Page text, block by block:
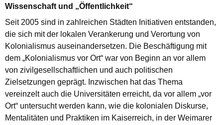
Wissenschaft und „Öffentlichkeit“
Seit 2005 sind in zahlreichen Städten Initiativen entstanden,
die sich mit der lokalen Verankerung und Verortung von
Kolonialismus auseinandersetzen. Die Beschäftigung mit
dem „Kolonialismus vor Ort“ war von Beginn an vor allem
von zivilgesellschaftlichen und auch politischen
Zielsetzungen geprägt. Inzwischen hat das Thema
vereinzelt auch die Universitäten erreicht, da vor allem „vor
Ort“ untersucht werden kann, wie die kolonialen Diskurse,
Mentalitäten und Praktiken im Kaiserreich, in der Weimarer